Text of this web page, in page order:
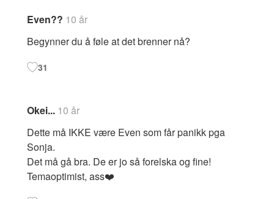
Even?? 10 år
Begynner du å føle at det brenner nå?
31
Okei... 10 år
Dette må IKKE være Even som får panikk pga
Sonja.
Det må gå bra. De er jo så forelska og fine!
Temaoptimist, ass❤️